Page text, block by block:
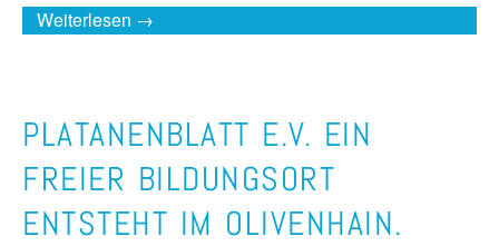
Weiterlesen →
PLATANENBLATT E.V. EIN
FREIER BILDUNGSORT
ENTSTEHT IM OLIVENHAIN.